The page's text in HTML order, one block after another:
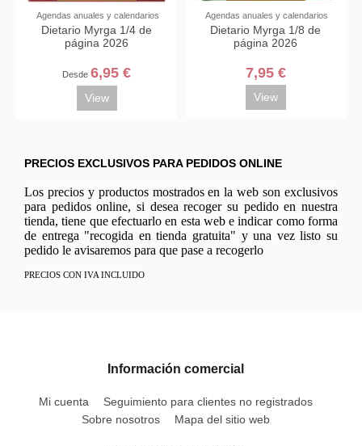
Agendas anuales y calendarios
Dietario Myrga 1/4 de
página 2026
Desde 6,95 €
View
Agendas anuales y calendarios
Dietario Myrga 1/8 de
página 2026
7,95 €
View
PRECIOS EXCLUSIVOS PARA PEDIDOS ONLINE
Los precios y productos mostrados en la web son exclusivos
para pedidos online, si desea recoger su pedido en nuestra
tienda, tiene que efectuarlo en esta web e indicar como forma
de entrega "recogida en tienda gratuita" y una vez listo su
pedido le avisaremos para que pase a recogerlo
PRECIOS CON IVA INCLUIDO
Información comercial
Mi cuenta
Seguimiento para clientes no registrados
Sobre nosotros
Mapa del sitio web